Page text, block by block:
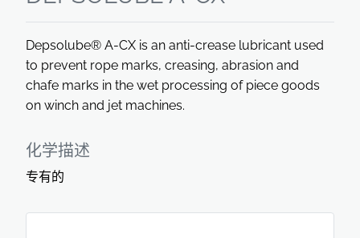
Depsolube® A-CX is an anti-crease lubricant used
to prevent rope marks, creasing, abrasion and
chafe marks in the wet processing of piece goods
on winch and jet machines.
化学描述
专有的